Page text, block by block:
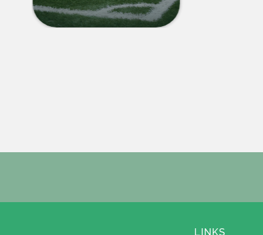
LINKS